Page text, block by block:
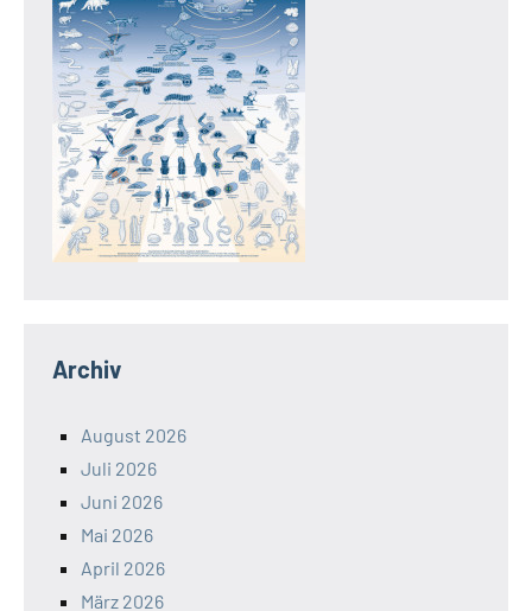
Archiv
August 2026
Juli 2026
Juni 2026
Mai 2026
April 2026
März 2026